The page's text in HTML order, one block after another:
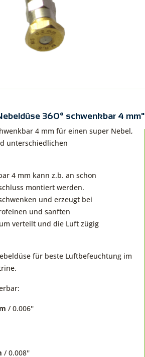
360° schwenkbar 4 mm"
4 mm für einen super Nebel,
unterschiedlichen
4 mm kann z.b. an schon
montiert werden.
und erzeugt bei
und sanften
verteilt und die Luft zügig
für beste Luftbefeuchtung im
/ 0.006''
/ 0.008''